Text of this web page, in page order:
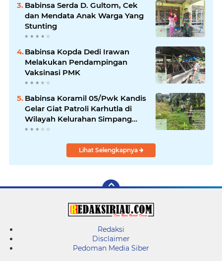
Babinsa Serda D. Gultom, Cek
dan Mendata Anak Warga Yang
Stunting
Babinsa Kopda Dedi Irawan
Melakukan Pendampingan
Vaksinasi PMK
Babinsa Koramil 05/Pwk Kandis
Gelar Giat Patroli Karhutla di
Wilayah Kelurahan Simpang
Belutu
Lihat Selengkapnya
Redaksi
Disclaimer
Pedoman Media Siber